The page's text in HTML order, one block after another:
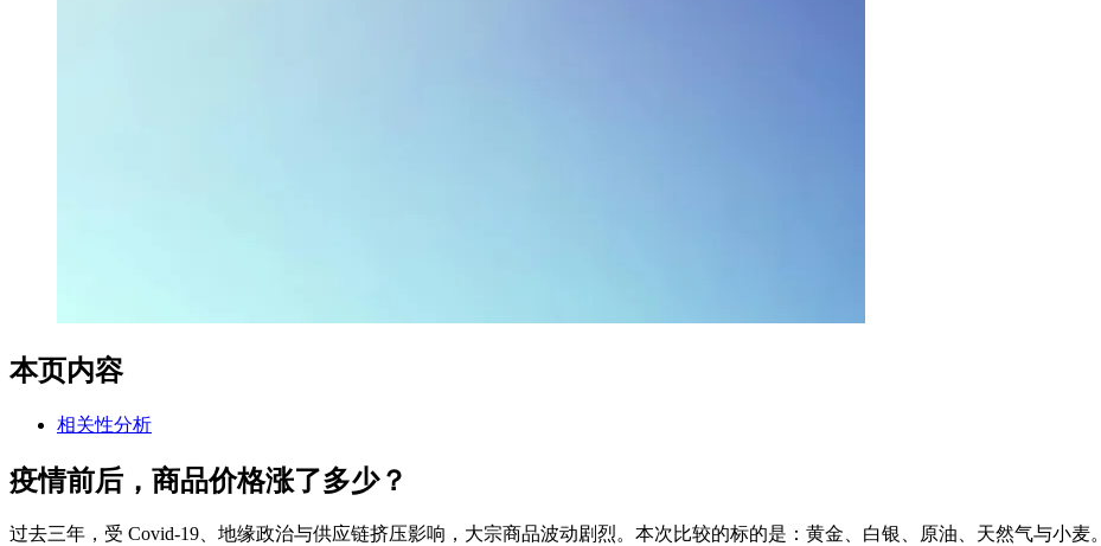
本页内容
相关性分析
疫情前后，商品价格涨了多少？
过去三年，受 Covid-19、地缘政治与供应链挤压影响，大宗商品波动剧烈。本次比较的标的是：黄金、白银、原油、天然气与小麦。